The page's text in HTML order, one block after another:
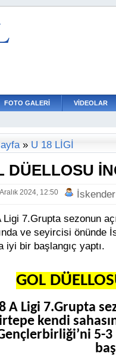
FOTO GALERİ VİDEOLAR
» U 18 LİGİ
DÜELLOSU
2024, 12:50
Ligi 7.Grupta sezonun
ve seyircisi önünde
iyi bir başlangıç yaptı.
GOL
A Ligi 7.Grupta
kendi
5-